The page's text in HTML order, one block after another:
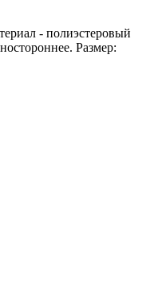
- полиэстеровый
Размер: